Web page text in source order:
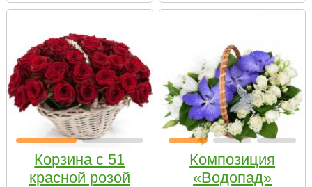
Корзина с 51
красной розой
Композиция
«Водопад»